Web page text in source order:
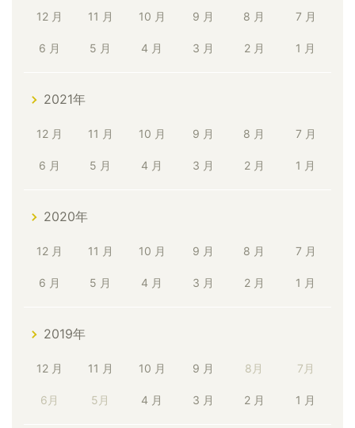
12 月 11 月 10 月 9 月 8 月 7 月
6 月 5 月 4 月 3 月 2 月 1 月
2021年
12 月 11 月 10 月 9 月 8 月 7 月
6 月 5 月 4 月 3 月 2 月 1 月
2020年
12 月 11 月 10 月 9 月 8 月 7 月
6 月 5 月 4 月 3 月 2 月 1 月
2019年
12 月 11 月 10 月 9 月 8月 7月
6月 5月 4 月 3 月 2 月 1 月